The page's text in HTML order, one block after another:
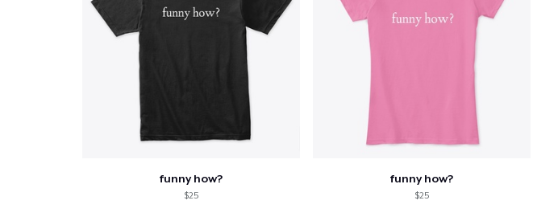
funny how?
$25
funny how?
$25